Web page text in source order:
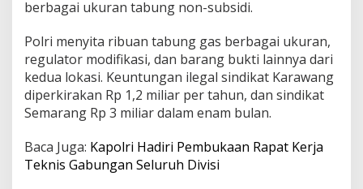
B
r
n
a
i
berbagai ukuran tabung non-subsidi.
Polri menyita ribuan tabung gas berbagai ukuran,
regulator modifikasi, dan barang bukti lainnya dari
kedua lokasi. Keuntungan ilegal sindikat Karawang
diperkirakan Rp 1,2 miliar per tahun, dan sindikat
Semarang Rp 3 miliar dalam enam bulan.
Baca Juga: Kapolri Hadiri Pembukaan Rapat Kerja
Teknis Gabungan Seluruh Divisi